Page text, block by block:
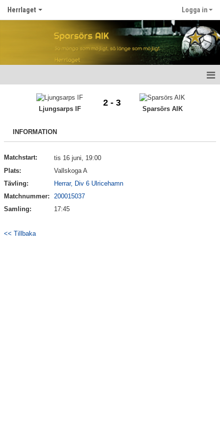
Herrlaget Logga in
Kalender
Truppen
Bildgalleri
Ljungsarps IF
2 - 3
Sparsörs AIK
INFORMATION
Matchstart:
tis 16 juni, 19:00
Plats:
Vallskoga A
Tävling:
Herrar, Div 6 Ulricehamn
Matchnummer:
200015037
Samling:
17:45
<< Tillbaka